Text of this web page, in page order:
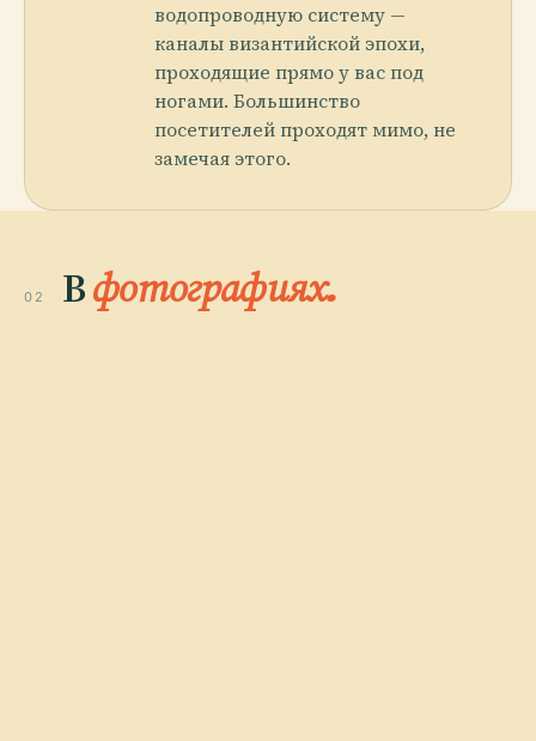
водопроводную систему —
каналы византийской эпохи,
проходящие прямо у вас под
ногами. Большинство
посетителей проходят мимо, не
замечая этого.
02 Вфотографиях.